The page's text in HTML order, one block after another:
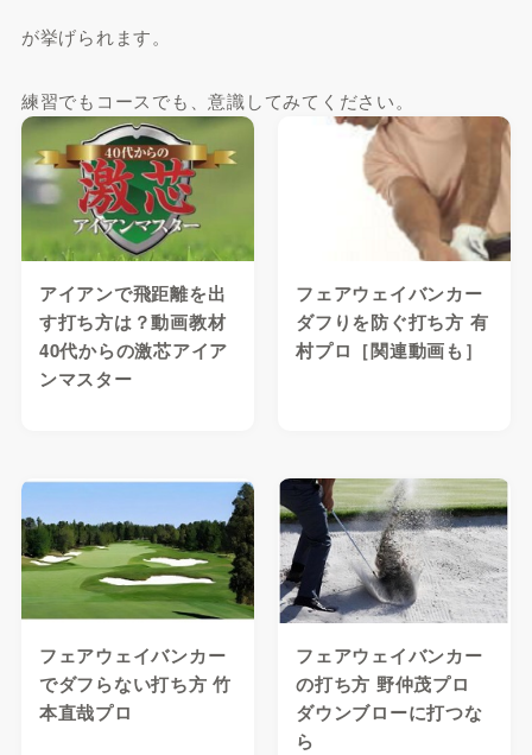
が挙げられます。
練習でもコースでも、意識してみてください。
アイアンで飛距離を出
す打ち方は？動画教材
40代からの激芯アイア
ンマスター
フェアウェイバンカー
ダフりを防ぐ打ち方 有
村プロ［関連動画も］
フェアウェイバンカー
でダフらない打ち方 竹
本直哉プロ
フェアウェイバンカー
の打ち方 野仲茂プロ
ダウンブローに打つな
ら